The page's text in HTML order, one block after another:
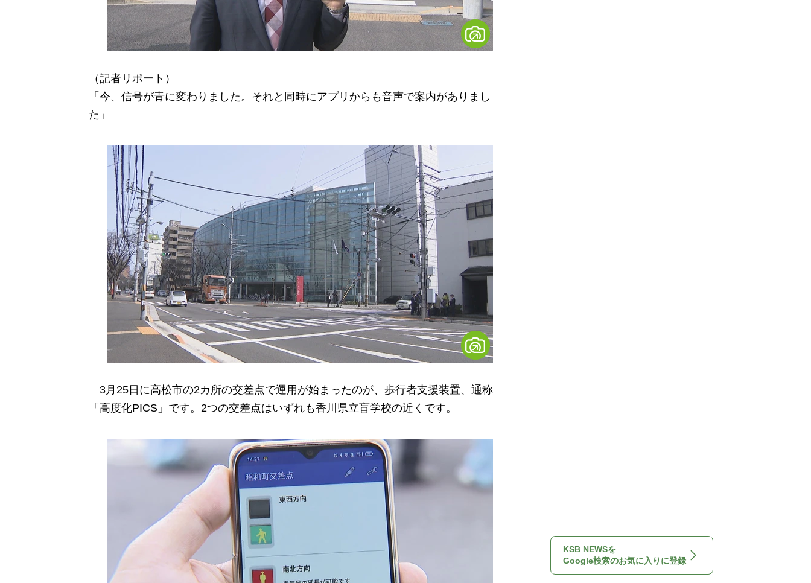
（記者リポート）
「今、信号が青に変わりました。それと同時にアプリからも音声で案内がありまし
た」
3月25日に高松市の2カ所の交差点で運用が始まったのが、歩行者支援装置、通称
「高度化PICS」です。2つの交差点はいずれも香川県立盲学校の近くです。
KSB NEWSを
Google検索のお気に入りに登録